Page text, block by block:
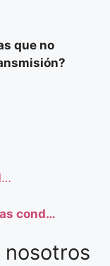
que no
…
cond…
nosotros